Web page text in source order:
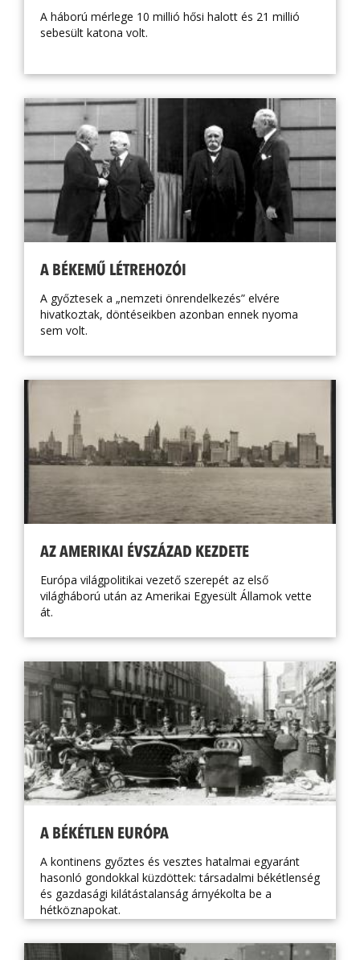
A háború mérlege 10 millió hősi halott és 21 millió
sebesült katona volt.
A BÉKEMŰ LÉTREHOZÓI
A győztesek a „nemzeti önrendelkezés” elvére
hivatkoztak, döntéseikben azonban ennek nyoma
sem volt.
AZ AMERIKAI ÉVSZÁZAD KEZDETE
Európa világpolitikai vezető szerepét az első
világháború után az Amerikai Egyesült Államok vette
át.
A BÉKÉTLEN EURÓPA
A kontinens győztes és vesztes hatalmai egyaránt
hasonló gondokkal küzdöttek: társadalmi békétlenség
és gazdasági kilátástalanság árnyékolta be a
hétköznapokat.